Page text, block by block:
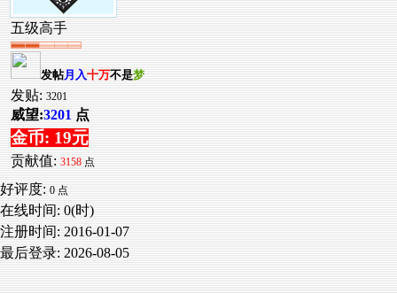
五级高手
发帖月入十万不是梦
发贴: 3201
威望:3201 点
金币: 19元
贡献值: 3158 点
好评度: 0 点
在线时间: 0(时)
注册时间: 2016-01-07
最后登录: 2026-08-05